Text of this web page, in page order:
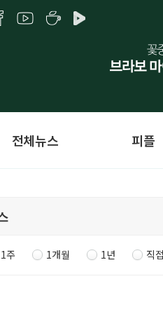
전체뉴스 피플
1주 1개월 1년 직